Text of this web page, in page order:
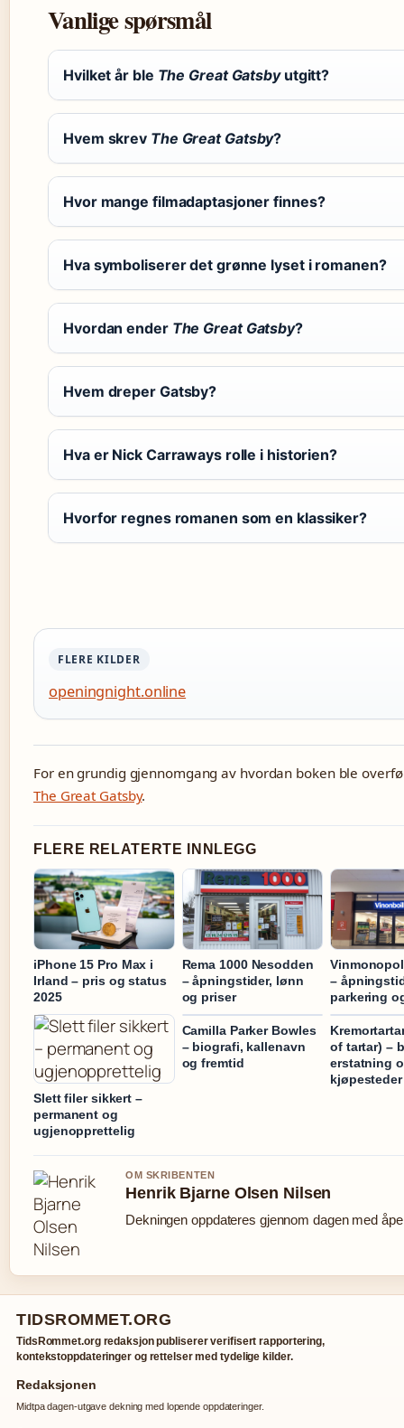
Vanlige spørsmål
Hvilket år ble The Great Gatsbyutgitt?
Hvem skrev The Great Gatsby?
Hvor mange filmadaptasjoner finnes?
Hva symboliserer det grønne lyset i romanen?
Hvordan ender The Great Gatsby?
Hvem dreper Gatsby?
Hva er Nick Carraways rolle i historien?
Hvorfor regnes romanen som en klassiker?
FLERE KILDER
openingnight.online
For en grundig gjennomgang av hvordan boken ble
The Great Gatsby.
FLERE RELATERTE INNLEGG
iPhone 15 Pro Max i
Irland – pris og status
2025
Rema 1000 Nesodden
– åpningstider, lønn
og priser
–
parkering
Slett filer sikkert –
permanent og
ugjenopprettelig
Camilla Parker Bowles
– biografi, kallenavn
og fremtid
of tartar) –
erstatning
kjøpesteder
OM SKRIBENTEN
Henrik Bjarne Olsen Nilsen
Dekningen oppdateres gjennom dagen med
TIDSROMMET.ORG
TidsRommet.org redaksjon publiserer verifisert rapportering,
kontekstoppdateringer og rettelser med tydelige kilder.
Redaksjonen
Midtpa dagen-utgave dekning med lopende oppdateringer.